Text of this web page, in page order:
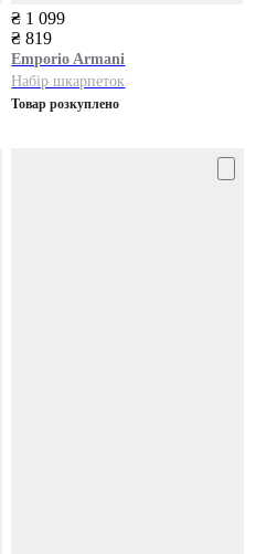
₴ 1 099
₴ 819
Emporio Armani
Набір шкарпеток
Товар розкуплено